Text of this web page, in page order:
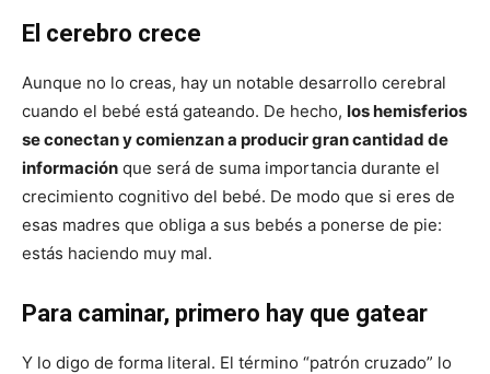
El cerebro crece
Aunque no lo creas, hay un notable desarrollo cerebral
cuando el bebé está gateando. De hecho, los hemisferios
se conectan y comienzan a producir gran cantidad de
información que será de suma importancia durante el
crecimiento cognitivo del bebé. De modo que si eres de
esas madres que obliga a sus bebés a ponerse de pie:
estás haciendo muy mal.
Para caminar, primero hay que gatear
Y lo digo de forma literal. El término “patrón cruzado” lo